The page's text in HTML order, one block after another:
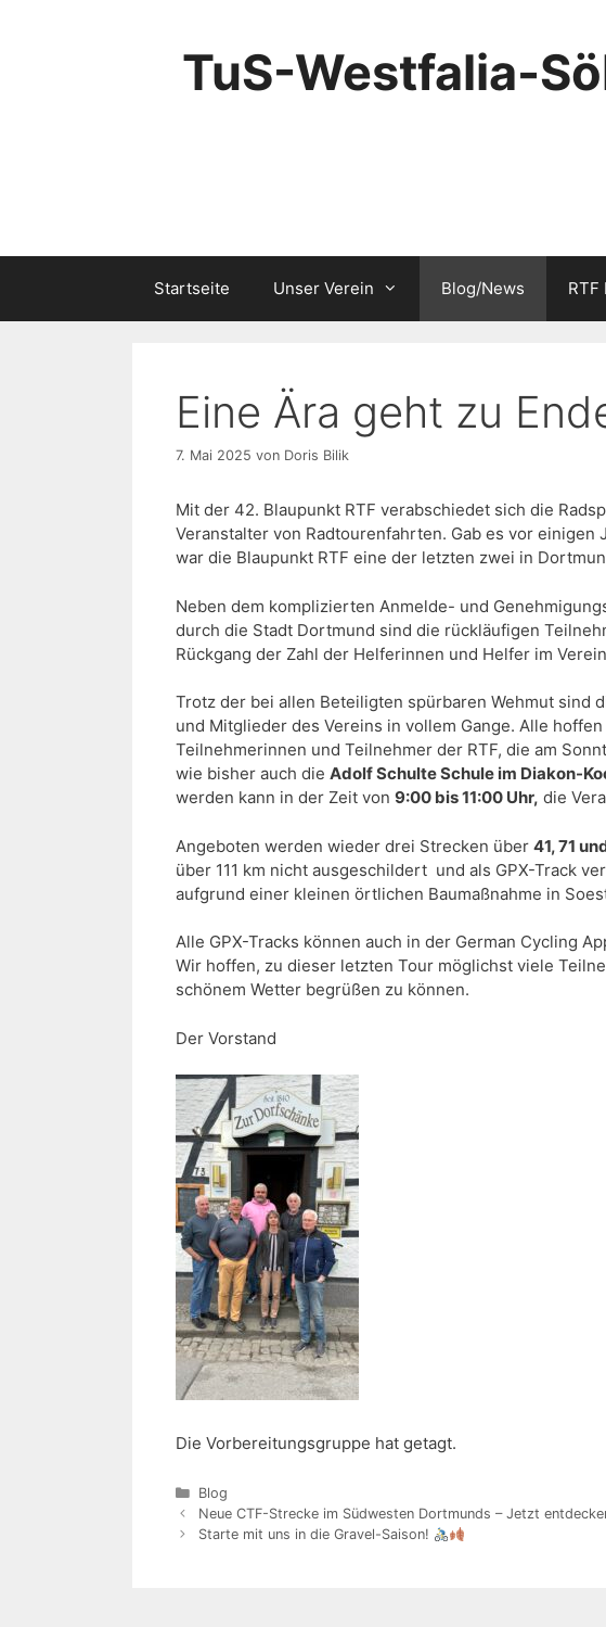
TuS-Westfalia-
Startseite Unser Verein Blog/News
Eine Ära geht zu
7. Mai 2025 von Doris Bilik
Mit der 42. Blaupunkt RTF verabschiedet sich die
Veranstalter von Radtourenfahrten. Gab es vor einigen
war die Blaupunkt RTF eine der letzten zwei in
Neben dem komplizierten Anmelde- und
durch die Stadt Dortmund sind die rückläufigen
Rückgang der Zahl der Helferinnen und Helfer im
Trotz der bei allen Beteiligten spürbaren Wehmut sind
und Mitglieder des Vereins in vollem Gange. Alle
Teilnehmerinnen und Teilnehmer der RTF, die am
wie bisher auch die Adolf Schulte Schule im Diakon-
werden kann in der Zeit von 9:00 bis 11:00 Uhr, die
Angeboten werden wieder drei Strecken über 41, 71
über 111 km nicht ausgeschildert und als GPX-Track
aufgrund einer kleinen örtlichen Baumaßnahme in
Alle GPX-Tracks können auch in der German Cycling
Wir hoffen, zu dieser letzten Tour möglichst viele
schönem Wetter begrüßen zu können.
Der Vorstand
Die Vorbereitungsgruppe hat getagt.
Kategorien
Blog
Neue CTF-Strecke im Südwesten Dortmunds – Jetzt
Starte mit uns in die Gravel-Saison!